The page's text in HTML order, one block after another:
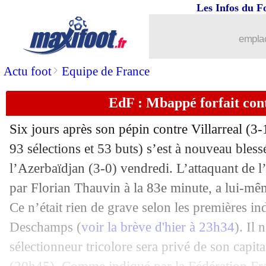
Actu foot> Equipe de France
Les Infos du
EdF : Mbappé forfait
Six jours après son pépin contre Villarreal
93 sélections et 53 buts) s’est à nouveau
l’Azerbaïdjan (3-0) vendredi. L’attaquant de
par Florian Thauvin à la 83e minute, a lui-
Ce n’était rien de grave selon les premières
Deschamps (voir la brève d'hier à 23h34). Il
sélectionneur tricolore sera privé de son
: les 4 favoris de Mac
11/10 Brésil: Ancelotti, les mots forts de
11/10 Barça: Joan Garcia donne de ses
: le nouveau DS enfin
11/10 EdF (f): retraite internationale pour
11/10 Lyon: Molebe "rêve" du Ballon d'Or
11/10 EdF: Pavard remplace Konaté
11/10 Montpellier: Adams, "hallucinant"